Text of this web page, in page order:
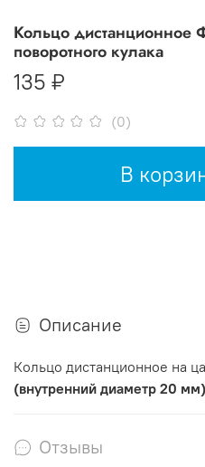
(0)
Кольцо дистанционное
поворотного кулака
135 ₽
В
Описание
Кольцо дистанционное на
(внутренний диаметр 20 мм)
Отзывы